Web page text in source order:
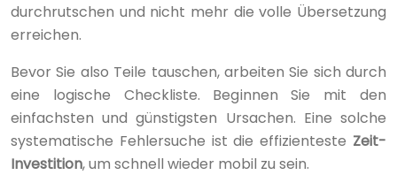
durchrutschen und nicht mehr die volle Übersetzung
erreichen.
Bevor Sie also Teile tauschen, arbeiten Sie sich durch
eine logische Checkliste. Beginnen Sie mit den
einfachsten und günstigsten Ursachen. Eine solche
systematische Fehlersuche ist die effizienteste Zeit-
Investition, um schnell wieder mobil zu sein.